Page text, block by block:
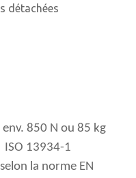
détachées
850 N ou 85 kg
ISO 13934-1
selon la norme EN